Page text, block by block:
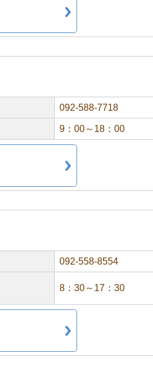
092-588-7718
9：00～18：00
092-558-8554
8：30～17：30